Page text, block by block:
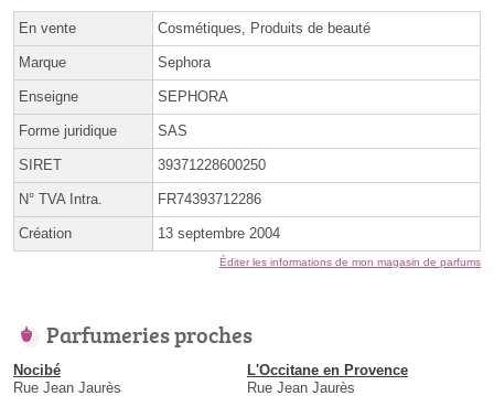
En vente Cosmétiques, Produits de beauté
Marque Sephora
Enseigne SEPHORA
Forme juridique SAS
SIRET 39371228600250
N° TVA Intra. FR74393712286
Création 13 septembre 2004
Éditer les informations de mon magasin de parfums
Parfumeries proches
Nocibé
Rue Jean Jaurès
L'Occitane en Provence
Rue Jean Jaurès